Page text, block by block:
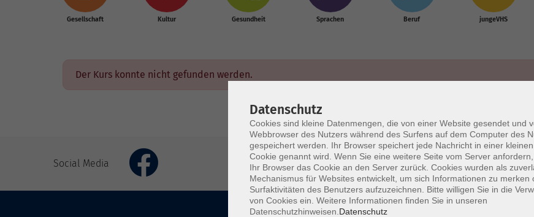
Gesellschaft Kultur Gesundheit Sprachen Beruf jungeVHS
Der Kurs konnte nicht gefunden werden.
Social Media Impressum Datenschutzerklärung
Datenschutz
Cookies sind kleine Datenmengen, die von einer Website gesendet und
Webbrowser des Nutzers während des Surfens auf dem Computer des
gespeichert werden. Ihr Browser speichert jede Nachricht in einer
Cookie genannt wird. Wenn Sie eine weitere Seite vom Server
Ihr Browser das Cookie an den Server zurück. Cookies wurden als
Mechanismus für Websites entwickelt, um sich Informationen zu merken
Surfaktivitäten des Benutzers aufzuzeichnen. Bitte willigen Sie in die
von Cookies ein. Weitere Informationen finden Sie in unseren
Datenschutzhinweisen. Datenschutz